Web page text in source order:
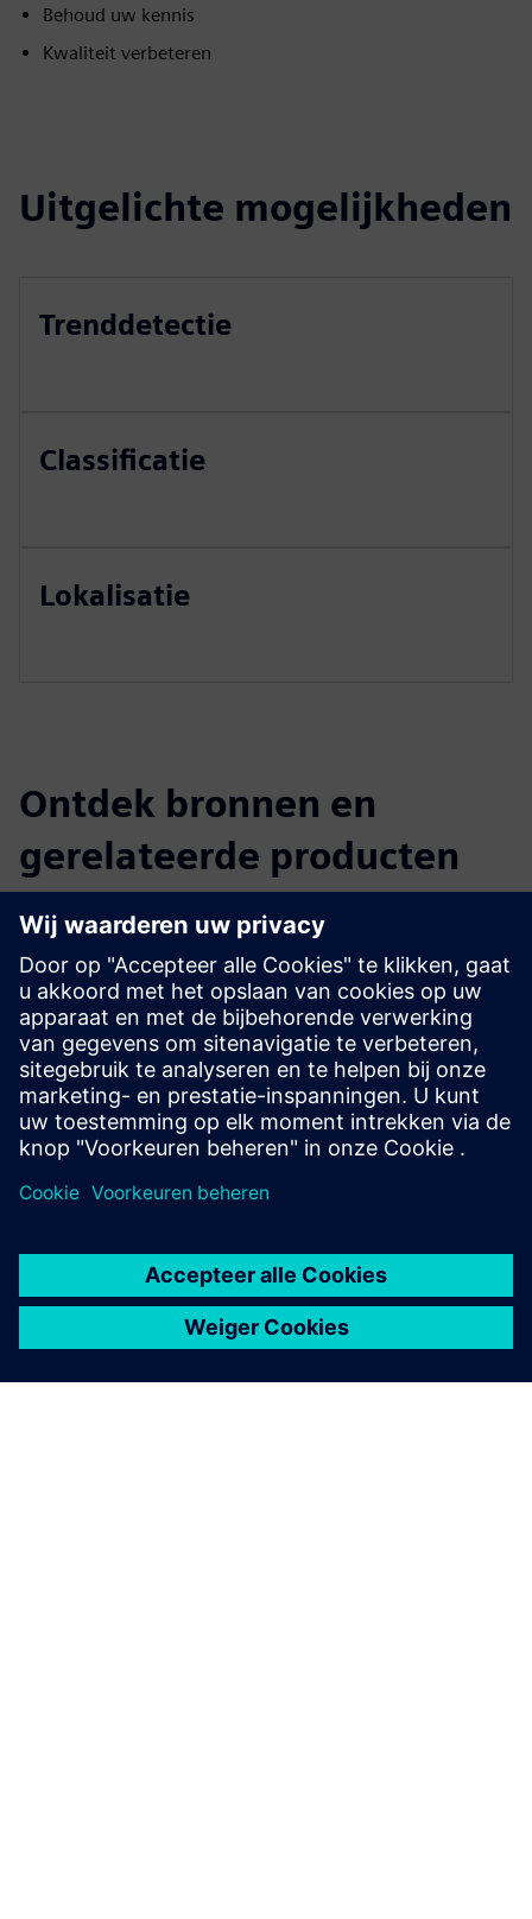
Behoud uw kennis
Kwaliteit verbeteren
Uitgelichte mogelijkheden
Trenddetectie
Classificatie
Lokalisatie
Ontdek bronnen en
gerelateerde producten
Aanvullende informatie en bronnen
Geluid gebruiken voor robotica
Geluid gebruiken in de fabriek
Vereisten